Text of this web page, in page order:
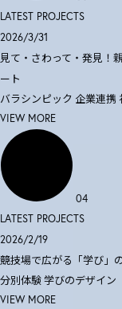
LATEST PROJECTS
2026/3/31
見て・さわって・発見！
ート
バラシンピック 企業連携
VIEW MORE
04
LATEST PROJECTS
2026/2/19
競技場で広がる「学び」
分別体験学びのデザイン
VIEW MORE